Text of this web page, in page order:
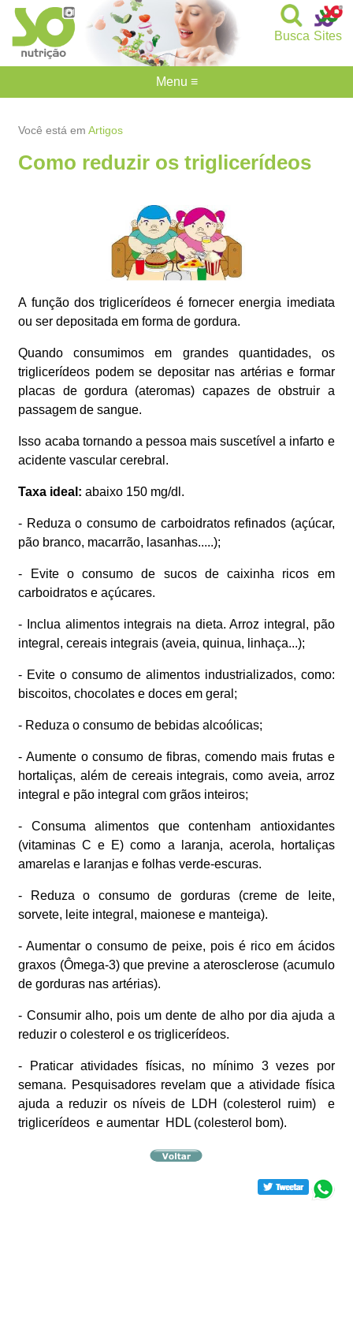
Sites
Busca
Você está emArtigos
Como reduzir os triglicerídeos
A função dos triglicerídeos é fornecer energia imediata
ou ser depositada em forma de gordura.
Quando consumimos em grandes quantidades, os
triglicerídeos podem se depositar nas artérias e formar
placas de gordura (ateromas) capazes de obstruir a
passagem de sangue.
Isso acaba tornando a pessoa mais suscetível a infarto e
acidente vascular cerebral.
Taxa ideal:abaixo 150 mg/dl.
- Reduza o consumo de carboidratos refinados (açúcar,
pão branco, macarrão, lasanhas.....);
- Evite o consumo de sucos de caixinha ricos em
carboidratos e açúcares.
- Inclua alimentos integrais na dieta. Arroz integral, pão
integral, cereais integrais (aveia, quinua, linhaça...);
- Evite o consumo de alimentos industrializados, como:
biscoitos, chocolates e doces em geral;
- Reduza o consumo de bebidas alcoólicas;
- Aumente o consumo de fibras, comendo mais frutas e
hortaliças, além de cereais integrais, como aveia, arroz
integral e pão integral com grãos inteiros;
- Consuma alimentos que contenham antioxidantes
(vitaminas C e E) como a laranja, acerola, hortaliças
amarelas e laranjas e folhas verde-escuras.
- Reduza o consumo de gorduras (creme de leite,
sorvete, leite integral, maionese e manteiga).
- Aumentar o consumo de peixe, pois é rico em ácidos
graxos (Ômega-3) que previne a aterosclerose (acumulo
de gorduras nas artérias).
- Consumir alho, pois um dente de alho por dia ajuda a
reduzir o colesterol e os triglicerídeos.
- Praticar atividades físicas, no mínimo 3 vezes por
semana. Pesquisadores revelam que a atividade física
ajuda a reduzir os níveis de LDH (colesterol ruim) e
triglicerídeos e aumentar HDL (colesterol bom).